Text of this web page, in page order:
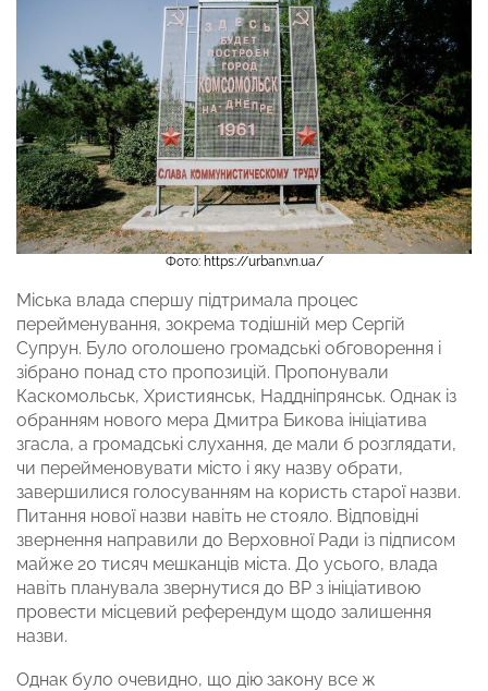
Фото: https://urban.vn.ua/
Міська влада спершу підтримала процес
перейменування, зокрема тодішній мер Сергій
Супрун. Було оголошено громадські обговорення і
зібрано понад сто пропозицій. Пропонували
Каскомольськ, Християнськ, Наддніпрянськ. Однак із
обранням нового мера Дмитра Бикова ініціатива
згасла, а громадські слухання, де мали б розглядати,
чи перейменовувати місто і яку назву обрати,
завершилися голосуванням на користь старої назви.
Питання нової назви навіть не стояло. Відповідні
звернення направили до Верховної Ради із підписом
майже 20 тисяч мешканців міста. До усього, влада
навіть планувала звернутися до ВР з ініціативою
провести місцевий референдум щодо залишення
назви.
Однак було очевидно, що дію закону все ж